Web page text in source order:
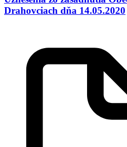
Drahovciach dňa 14.05.2020